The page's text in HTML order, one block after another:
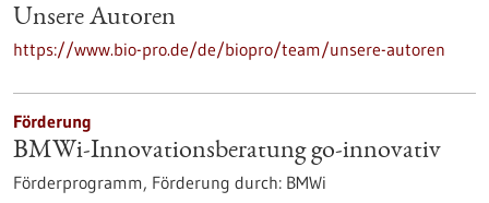
Unsere Autoren
https://www.bio-pro.de/de/biopro/team/unsere-autoren
Förderung
BMWi-Innovationsberatung go-innovativ
Förderprogramm, Förderung durch: BMWi